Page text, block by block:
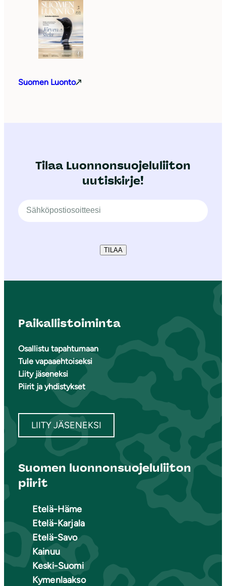
Suomen Luonto
Tilaa Luonnonsuojeluliiton
uutiskirje!
TILAA
Paikallistoiminta
Osallistu tapahtumaan
Tule vapaaehtoiseksi
Liity jäseneksi
Piirit ja yhdistykset
LIITY JÄSENEKSI
Suomen luonnonsuojeluliiton
piirit
Etelä-Häme
Etelä-Karjala
Etelä-Savo
Kainuu
Keski-Suomi
Kymenlaakso